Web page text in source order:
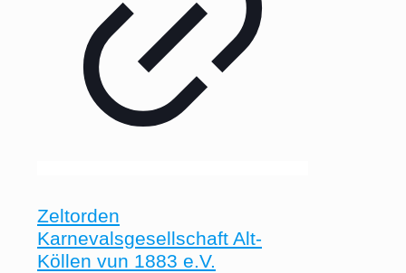
Zeltorden
Karnevalsgesellschaft Alt-
Köllen vun 1883 e.V.